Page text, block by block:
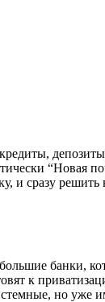
“Новая
и сразу
банки,
к
но уже